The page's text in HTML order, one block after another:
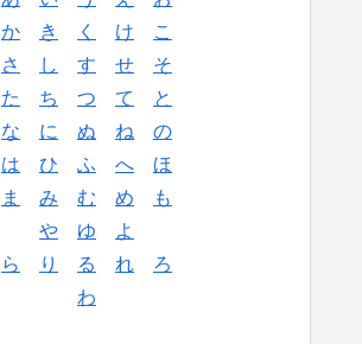
か
き く け
こ
さ
し す せ
そ
た
ち つ て
と
な
に ぬ ね
の
は
ひ ふ へ
ほ
ま
み む め
も
や
ゆ
よ
ら
り る れ
ろ
わ